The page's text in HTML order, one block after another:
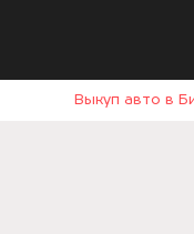
Выкуп авто в